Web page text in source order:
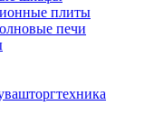
плиты
печи